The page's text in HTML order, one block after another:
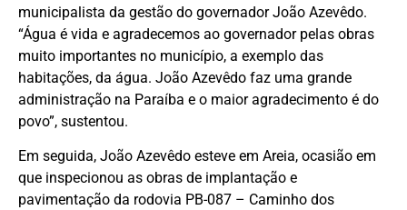
municipalista da gestão do governador João Azevêdo.
“Água é vida e agradecemos ao governador pelas obras
muito importantes no município, a exemplo das
habitações, da água. João Azevêdo faz uma grande
administração na Paraíba e o maior agradecimento é do
povo”, sustentou.
Em seguida, João Azevêdo esteve em Areia, ocasião em
que inspecionou as obras de implantação e
pavimentação da rodovia PB-087 – Caminho dos